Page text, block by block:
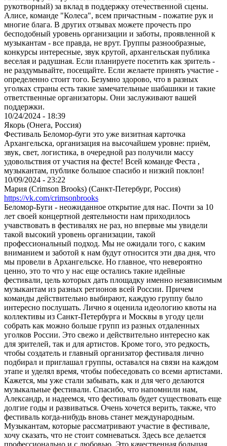
рукотворный) за вклад в поддержку отечественной сцены.
Алисе, команде "Колеса", всем причастным - пожатие рук и
многие блага. В других отзывах можете прочесть про
бесподобный уровень организации и заботы, проявленной к
музыкантам - все правда, не врут. Группы разнообразные,
конкурсы интересные, звук крутой, архангельская публика
веселая и радушная. Если планируете посетить как зритель -
не раздумывайте, посещайте. Если желаете принять участие -
определенно стоит того. Безумно здорово, что в разных
уголках страны есть такие замечательные шабашики и такие
ответственные организаторы. Они заслуживают вашей
поддержки.
10/24/2024 - 18:39
Якорь (Онега, Россия)
Фестиваль Беломор-буги это уже визитная карточка
Архангельска, организация на высочайшем уровне: приём,
звук, свет, логистика, в очередной раз получили массу
удовольствия от участия на фесте! Всей команде Феста ,
музыкантам, публике большое спасибо и низкий поклон!
10/09/2024 - 23:22
Мария (Crimson Brooks) (Санкт-Петербург, Россия)
https://vk.com/crimsonbrooks
Беломор-Буги - неожиданное открытие для нас. Почти за 10
лет своей концертной деятельности нам приходилось
учавствовать в фестивалях не раз, но впервые мы увидели
такой высокий уровень организации, такой
профессиональный подход. Мы не ожидали того, с каким
вниманием и заботой к нам будут относится эти два дня, что
мы провели в Архангельске. Но главное, что невероятно
ценно, это то что у нас еще остались такие идейные
фестивали, цель которых дать площадку именно независимым
музыкантам из разных регионов всей России. Причем
команды действительно выбирают, каждую группу было
интересно послушать. Лично я оценила идеологию квоты на
коллективы из Санкт-Петербурга и Москвы в угоду цели
собрать как можно больше групп из разных отдаленных
уголков России. Это свежо и действительно интересно как
для зрителей, так и для артистов. Кроме того, это редкость,
чтобы создатель и главный организатор фестиваля лично
подбирал и приглашал группы, оставался на связи на каждом
этапе и уделял время, чтобы побеседовать со всеми артистами.
Кажется, мы уже стали забывать, как и для чего делаются
музыкальные фестивали. Спасибо, что напомнили нам,
Александр, и надеемся, что фестиваль будет существовать еще
долгие годы и развиваться. Очень хочется верить, также, что
фестиваль когда-нибудь вновь станет международным.
Музыкантам, которые рассматривают участие в фестивале,
хочу сказать, что не стоит сомневаться. Здесь все делается
профессионально и с любовью. Это качественная большая